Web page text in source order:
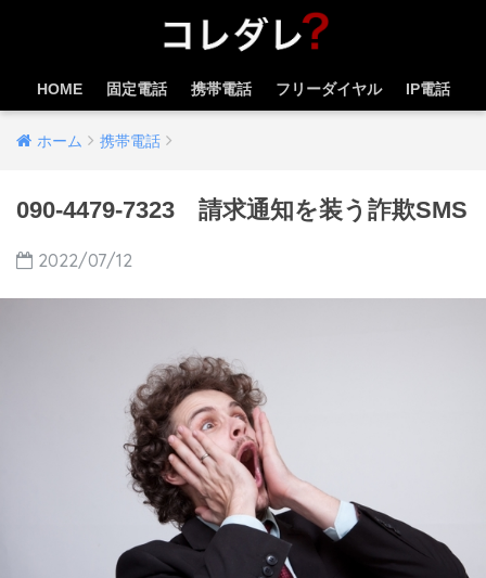
HOME 固定電話 携帯電話 フリーダイヤル IP電話
ホーム 携帯電話
090-4479-7323 請求通知を装う詐欺SMS
2022/07/12